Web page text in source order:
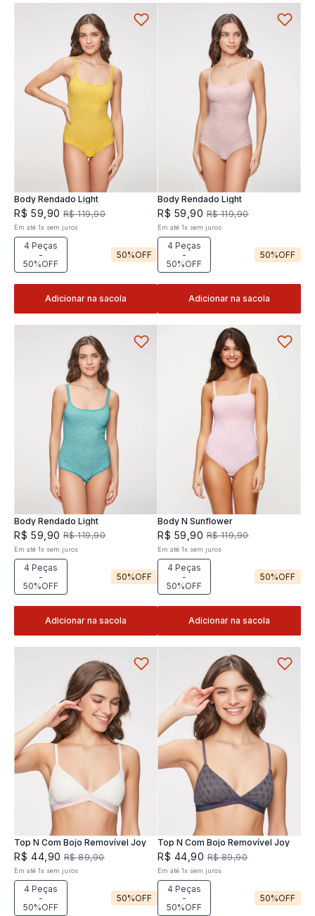
Body Rendado Light
R$ 59 90 R$ 119,90
Em até1x sem juros
4 Peças
-
50%OFF
50%OFF
Adicionar na sacola
Body Rendado Light
R$ 59 ,90 R$ 119,90
Em até 1x sem juros
4 Peças
-
50%OFF
50%OFF
Adicionar na sacola
Body Rendado Light
R$ 59 90 R$ 119,90
Em até1x sem juros
4 Peças
-
50%OFF
50%OFF
Adicionar na sacola
Body N Sunflower
R$ 59 ,90 R$ 119,90
Em até 1x sem juros
4 Peças
-
50%OFF
50%OFF
Adicionar na sacola
Top N Com Bojo Removível Joy
R$ 44,90 R$ 89,90
Em até1x sem juros
4 Peças
-
50%OFF
50%OFF
Top N Com Bojo Removível Joy
R$ 44,90 R$ 89,90
Em até 1x sem juros
4 Peças
-
50%OFF
50%OFF